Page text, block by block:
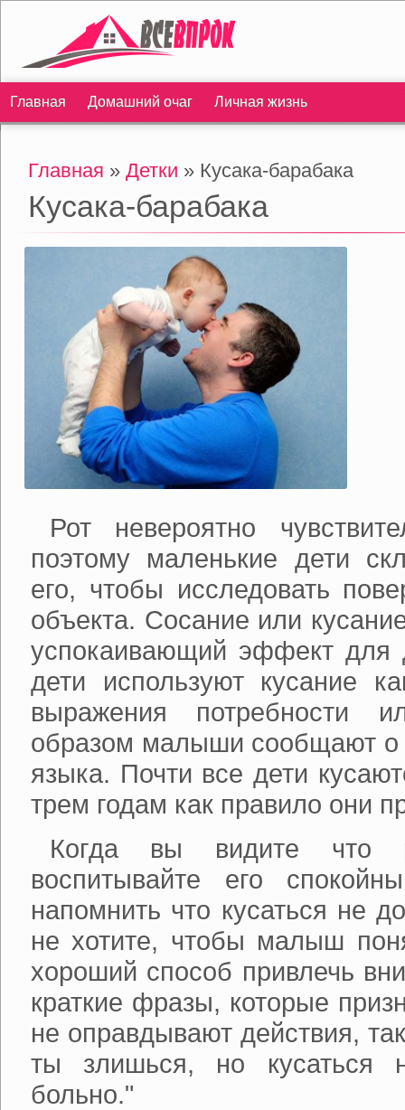
Главная Домашний очаг Личная жизнь
Главная » Детки » Кусака-барабака
Кусака-барабака
Рот невероятно
поэтому маленькие дети
его, чтобы исследовать
объекта. Сосание или
успокаивающий эффект для
дети используют кусание
выражения потребности
образом малыши сообщают о
языка. Почти все дети
трем годам как правило они
Когда вы видите что
воспитывайте его
напомнить что кусаться не
не хотите, чтобы малыш
хороший способ привлечь
краткие фразы, которые
не оправдывают действия,
ты злишься, но кусаться
больно."